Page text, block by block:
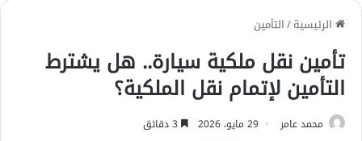
الرئيسية/التأمين
تأمين نقل ملكية سيارة.. هل يشترط
التأمين لإتمام نقل الملكية؟
محمد عامر 29 مايو، 2026